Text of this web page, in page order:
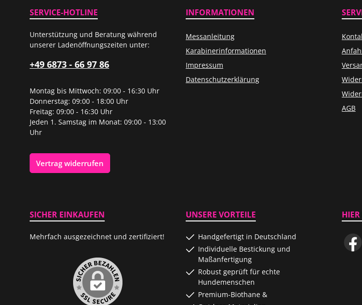
SERVICE-HOTLINE
Unterstützung und Beratung während
unserer Ladenöffnungszeiten unter:
+49 6873 - 66 97 86
Montag bis Mittwoch: 09:00 - 16:30 Uhr
Donnerstag: 09:00 - 18:00 Uhr
Freitag: 09:00 - 16:30 Uhr
Jeden 1. Samstag im Monat: 09:00 - 13:00
Uhr
Vertrag widerrufen
INFORMATIONEN
Messanleitung
Karabinerinformationen
Impressum
Datenschutzerklärung
AGB
SICHER EINKAUFEN
Mehrfach ausgezeichnet und zertifiziert!
UNSERE VORTEILE
Handgefertigt in Deutschland
Individuelle Bestickung und
Maßanfertigung
Robust geprüft für echte
Hundemenschen
Premium-Biothane &